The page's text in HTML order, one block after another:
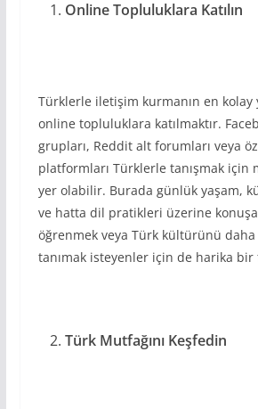
Online Topluluklara Katılın
Türklerle iletişim kurmanın en kolay
online topluluklara katılmaktır.
grupları, Reddit alt forumları veya
platformları Türklerle tanışmak için
yer olabilir. Burada günlük yaşam,
ve hatta dil pratikleri üzerine
öğrenmek veya Türk kültürünü daha
tanımak isteyenler için de harika bir
Türk Mutfağını Keşfedin